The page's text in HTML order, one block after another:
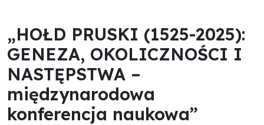
„HOŁD PRUSKI (1525-2025):
GENEZA, OKOLICZNOŚCI I
NASTĘPSTWA –
międzynarodowa
konferencja naukowa”